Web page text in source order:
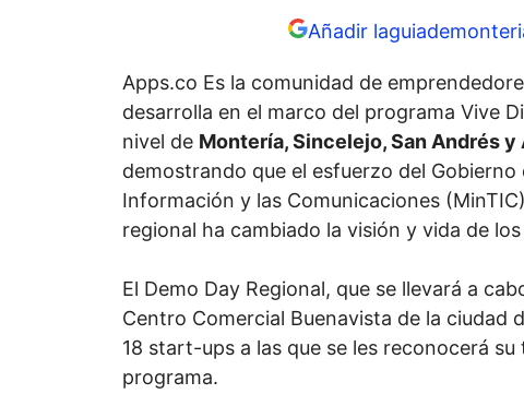
Añadir
Apps.co Es la comunidad de
desarrolla en el marco del programa Vive
nivel de Montería, Sincelejo, San Andrés
demostrando que el esfuerzo del
Información y las Comunicaciones
regional ha cambiado la visión y vida de
El Demo Day Regional, que se llevará a
Centro Comercial Buenavista de la
18 start-ups a las que se les reconocerá
programa.